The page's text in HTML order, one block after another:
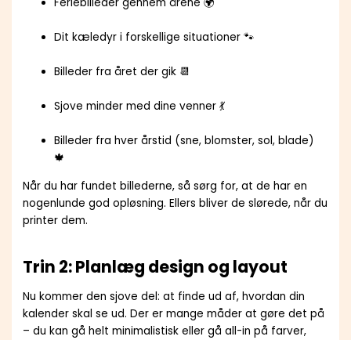
Dit kæledyr i forskellige situationer 🐾
Billeder fra året der gik 📆
Sjove minder med dine venner 💃
Billeder fra hver årstid (sne, blomster, sol, blade)
🍁
Når du har fundet billederne, så sørg for, at de har en
nogenlunde god opløsning. Ellers bliver de slørede, når du
printer dem.
Trin 2: Planlæg design og layout
Nu kommer den sjove del: at finde ud af, hvordan din
kalender skal se ud. Der er mange måder at gøre det på
– du kan gå helt minimalistisk eller gå all-in på farver,